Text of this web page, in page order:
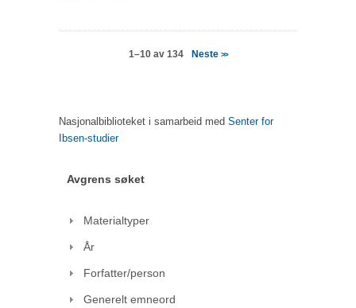
1–10 av 134 Neste >>
Nasjonalbiblioteket i samarbeid med Senter for
Ibsen-studier
Avgrens søket
Materialtyper
År
Forfatter/person
Generelt emneord